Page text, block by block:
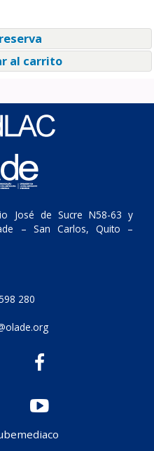
al carrito
José de Sucre N58-63 y
– San Carlos, Quito –
280